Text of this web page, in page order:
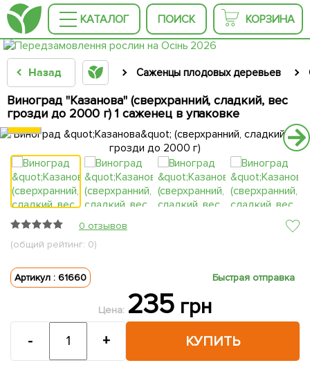
КАТАЛОГ ПОИСК КОРЗИНА
Назад Саженцы плодовых деревьев
Виноград "Казанова" (сверхранний, сладкий, вес
грозди до 2000 г) 1 саженец в упаковке
0 отзывов
(общий рейтинг: 0)
Артикул : 61660 Быстрая отправка
Цена: 235грн
КУПИТЬ
- +